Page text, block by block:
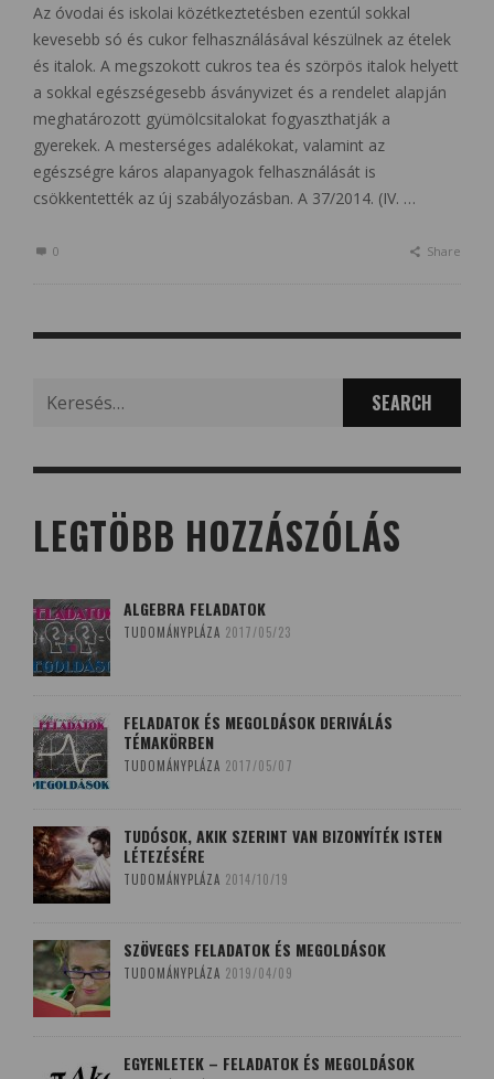
Az óvodai és iskolai közétkeztetésben ezentúl sokkal
kevesebb só és cukor felhasználásával készülnek az ételek
és italok. A megszokott cukros tea és szörpös italok helyett
a sokkal egészségesebb ásványvizet és a rendelet alapján
meghatározott gyümölcsitalokat fogyaszthatják a
gyerekek. A mesterséges adalékokat, valamint az
egészségre káros alapanyagok felhasználását is
csökkentették az új szabályozásban. A 37/2014. (IV. …
0 Share
for:
LEGTÖBB HOZZÁSZÓLÁS
ALGEBRA FELADATOK
TUDOMÁNYPLÁZA 2017/05/23
FELADATOK ÉS MEGOLDÁSOK DERIVÁLÁS
TÉMAKÖRBEN
TUDOMÁNYPLÁZA 2017/05/07
TUDÓSOK, AKIK SZERINT VAN BIZONYÍTÉK ISTEN
LÉTEZÉSÉRE
TUDOMÁNYPLÁZA 2014/10/19
SZÖVEGES FELADATOK ÉS MEGOLDÁSOK
TUDOMÁNYPLÁZA 2019/04/09
EGYENLETEK – FELADATOK ÉS MEGOLDÁSOK